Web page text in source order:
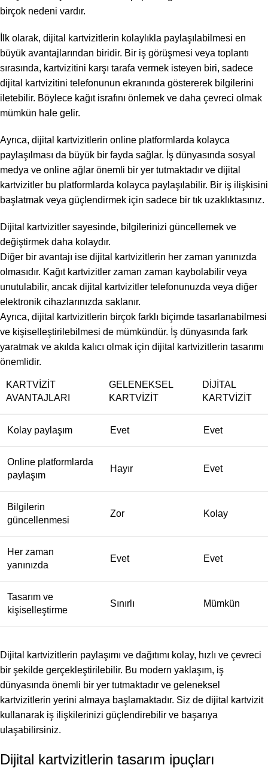
birçok nedeni vardır.
İlk olarak, dijital kartvizitlerin kolaylıkla paylaşılabilmesi en
büyük avantajlarından biridir. Bir iş görüşmesi veya toplantı
sırasında, kartvizitini karşı tarafa vermek isteyen biri, sadece
dijital kartvizitini telefonunun ekranında göstererek bilgilerini
iletebilir. Böylece kağıt israfını önlemek ve daha çevreci olmak
mümkün hale gelir.
Ayrıca, dijital kartvizitlerin online platformlarda kolayca
paylaşılması da büyük bir fayda sağlar. İş dünyasında sosyal
medya ve online ağlar önemli bir yer tutmaktadır ve dijital
kartvizitler bu platformlarda kolayca paylaşılabilir. Bir iş ilişkisini
başlatmak veya güçlendirmek için sadece bir tık uzaklıktasınız.
Dijital kartvizitler sayesinde, bilgilerinizi güncellemek ve
değiştirmek daha kolaydır.
Diğer bir avantajı ise dijital kartvizitlerin her zaman yanınızda
olmasıdır. Kağıt kartvizitler zaman zaman kaybolabilir veya
unutulabilir, ancak dijital kartvizitler telefonunuzda veya diğer
elektronik cihazlarınızda saklanır.
Ayrıca, dijital kartvizitlerin birçok farklı biçimde tasarlanabilmesi
ve kişiselleştirilebilmesi de mümkündür. İş dünyasında fark
yaratmak ve akılda kalıcı olmak için dijital kartvizitlerin tasarımı
önemlidir.
KARTVIZIT
AVANTAJLARI
GELENEKSEL
KARTVIZIT
DIJITAL
KARTVIZIT
Kolay paylaşım Evet Evet
Online platformlarda
paylaşım
Hayır Evet
Bilgilerin
güncellenmesi
Zor Kolay
Her zaman
yanınızda
Evet Evet
Tasarım ve
kişiselleştirme
Sınırlı Mümkün
Dijital kartvizitlerin paylaşımı ve dağıtımı kolay, hızlı ve çevreci
bir şekilde gerçekleştirilebilir. Bu modern yaklaşım, iş
dünyasında önemli bir yer tutmaktadır ve geleneksel
kartvizitlerin yerini almaya başlamaktadır. Siz de dijital kartvizit
kullanarak iş ilişkilerinizi güçlendirebilir ve başarıya
ulaşabilirsiniz.
Dijital kartvizitlerin tasarım ipuçları